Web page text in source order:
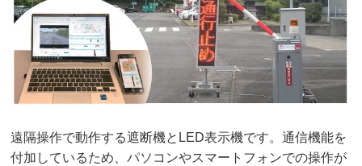
遠隔操作で動作する遮断機と LED表示機です。通信機能を
付加しているため、パソコンやスマートフォンでの操作が